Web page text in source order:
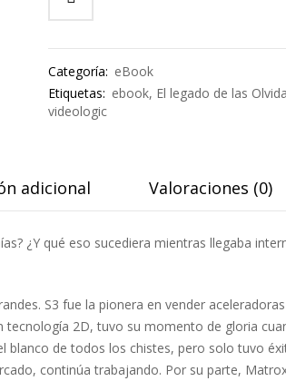
Categoría: eBook
Etiquetas: ebook, El legado de las
videologic
adicional Valoraciones (0)
¿Y qué eso sucediera mientras llegaba
S3 fue la pionera en vender
2D, tuvo su momento de gloria
blanco de todos los chistes, pero solo tuvo
continúa trabajando. Por su parte,